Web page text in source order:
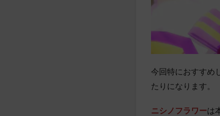
今回特におすすめ
たりになります。
ニシノフラワーは